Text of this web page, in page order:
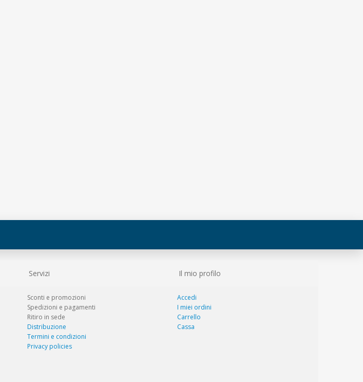
Servizi Il mio profilo
Sconti e promozioni
Spedizioni e pagamenti
Ritiro in sede
Distribuzione
Termini e condizioni
Privacy policies
Accedi
I miei ordini
Carrello
Cassa